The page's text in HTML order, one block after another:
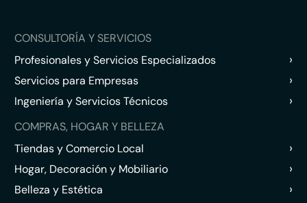
CONSULTORÍA Y SERVICIOS
Profesionales y Servicios Especializados
›
Servicios para Empresas ›
Ingeniería y Servicios Técnicos ›
COMPRAS, HOGAR Y BELLEZA
Tiendas y Comercio Local
›
Hogar, Decoración y Mobiliario ›
Belleza y Estética ›